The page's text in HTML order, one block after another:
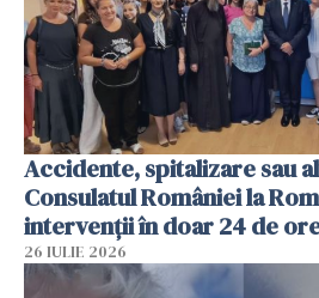
Accidente, spitalizare sau
Consulatul României la
intervenții în doar 24 de
26 IULIE 2026